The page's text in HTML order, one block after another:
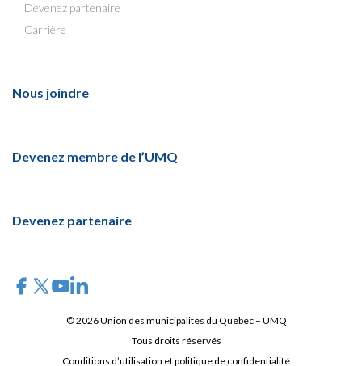
Devenez partenaire
Carrière
Nous joindre
Devenez membre de l’UMQ
Devenez partenaire
© 2026 Union des municipalités du Québec – UMQ
Tous droits réservés
Conditions d’utilisation et politique de confidentialité